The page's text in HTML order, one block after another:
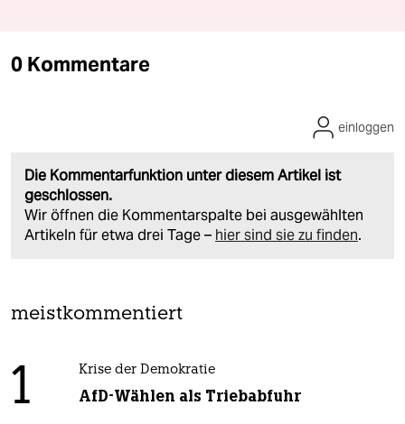
0 Kommentare
Die Kommentarfunktion unter diesem Artikel ist
geschlossen.
Wir öffnen die Kommentarspalte bei ausgewählten
Artikeln für etwa drei Tage – hier sind sie zu finden.
einloggen
meistkommentiert
1 Krise der Demokratie
AfD-Wählen als Triebabfuhr